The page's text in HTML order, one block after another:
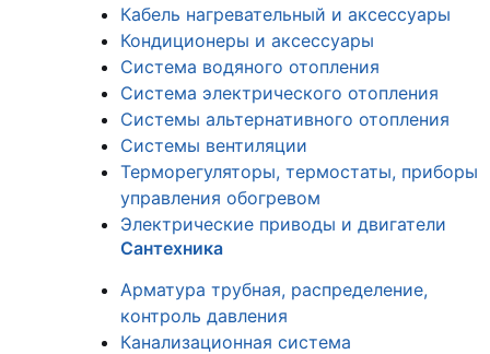
Кабель нагревательный и аксессуары
Кондиционеры и аксессуары
Система водяного отопления
Система электрического отопления
Системы альтернативного отопления
Системы вентиляции
Терморегуляторы, термостаты, приборы
управления обогревом
Электрические приводы и двигатели
Сантехника
Арматура трубная, распределение,
контроль давления
Канализационная система